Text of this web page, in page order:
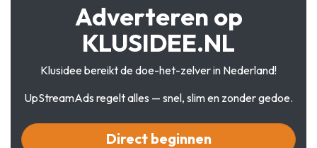
Adverteren op
KLUSIDEE.NL
Klusidee bereikt de doe-het-zelver in Nederland!
UpStreamAds regelt alles — snel, slim en zonder gedoe.
Direct beginnen